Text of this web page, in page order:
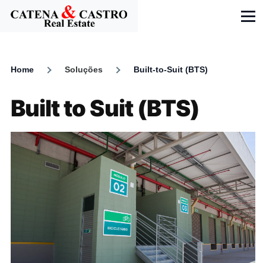
Skip to main content
Menu
Home Soluções Built-to-Suit (BTS)
Built to Suit (BTS)